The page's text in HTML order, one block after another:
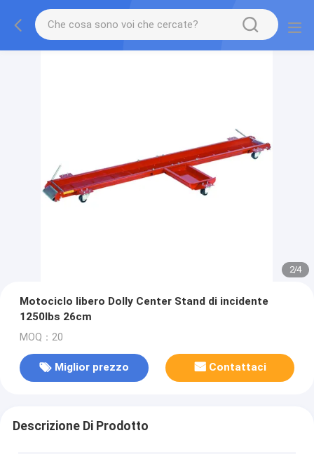
2/4
Motociclo libero Dolly Center Stand di incidente
1250lbs 26cm
MOQ：20
Miglior prezzo Contattaci
Descrizione Di Prodotto